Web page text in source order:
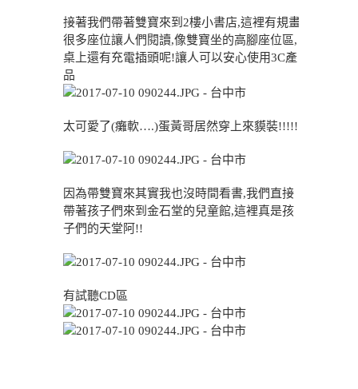
接著我們帶著雙寶來到2樓小書店,這裡有規畫
很多座位讓人們閱讀,像雙寶坐的高腳座位區,
桌上還有充電插頭呢!讓人可以安心使用3C產
品
太可愛了(癱軟….)蛋黃哥居然穿上來貘裝!!!!!
因為帶雙寶來其實我也沒時間看書,我們直接
帶著孩子們來到金石堂的兒童館,這裡真是孩
子們的天堂阿!!
有試聽CD區